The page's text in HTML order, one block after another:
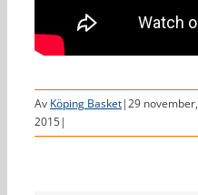
Av Köping Basket|29 november,
2015|